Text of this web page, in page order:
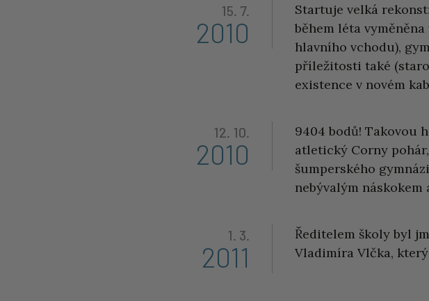
15. 7.
2010
Startuje velká
během léta
hlavního vchodu),
příležitosti také
existence v novém
12. 10.
2010
9404 bodů! Takovou
atletický Corny
šumperského
nebývalým
1. 3.
2011
Ředitelem školy byl
Vladimíra Vlčka,